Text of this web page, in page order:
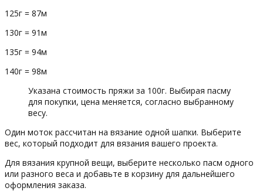
125г = 87м
130г = 91м
135г = 94м
140г = 98м
Указана стоимость пряжи за 100г. Выбирая пасму
для покупки, цена меняется, согласно выбранному
весу.
Один моток рассчитан на вязание одной шапки. Выберите
вес, который подходит для вязания вашего проекта.
Для вязания крупной вещи, выберите несколько пасм одного
или разного веса и добавьте в корзину для дальнейшего
оформления заказа.